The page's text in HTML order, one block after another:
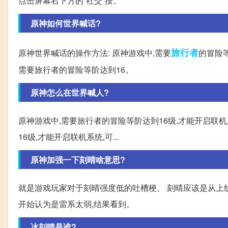
原神如何世界喊话?
原神世界喊话的操作方法: 原神游戏中,需要旅行者的冒险
需要旅行者的冒险等阶达到16。
原神怎么在世界喊人?
原神游戏中,需要旅行者的冒险等阶达到16级,才能开启联
16级,才能开启联机系统,可...
原神加强一下刻晴啥意思?
就是游戏玩家对于刻晴强度低的吐槽梗。 刻晴应该是从
开始认为是雷系太弱,结果看到。